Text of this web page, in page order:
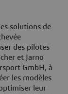
solutions de
des pilotes
et Jarno
GmbH, à
les modèles
leur